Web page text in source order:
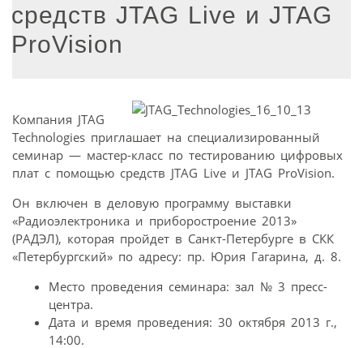
средств JTAG Live и JTAG
ProVision
Компания JTAG
Technologies приглашает на специализированный
семинар — мастер-класс по тестированию цифровых
плат с помощью средств JTAG Live и JTAG ProVision.
Он включен в деловую программу выставки
«Радиоэлектроника и приборостроение 2013»
(РАДЭЛ), которая пройдет в Санкт-Петербурге в СКК
«Петербургский» по адресу: пр. Юрия Гагарина, д. 8.
Место проведения семинара: зал № 3 пресс-
центра.
Дата и время проведения: 30 октября 2013 г.,
14:00.